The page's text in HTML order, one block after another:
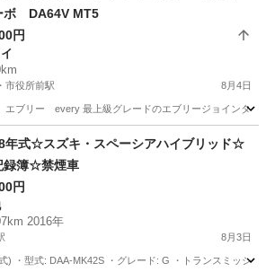
ボ DA64V MT5
円
市役所前駅 8月4日
ブリー every 最上級グレードのエブリージョインター
・市役所前駅 エブリイ
年式☆スズキ・スペーシアハイブリッド☆
録簿☆禁煙車
円
2016年
8月3日
) ・型式: DAA-MK42S ・グレード: G ・トランスミッシ